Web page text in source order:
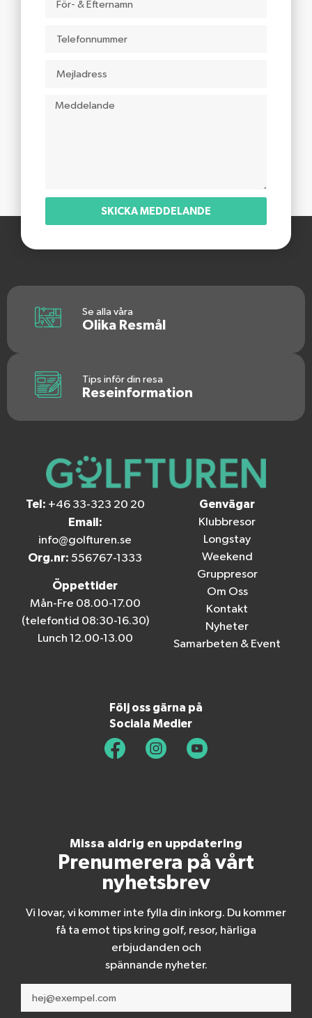
SKICKA MEDDELANDE
Se alla våra
Olika Resmål
Tips inför din resa
Reseinformation
Tel: +46 33-323 20 20
Email:
info@golfturen.se
Org.nr: 556767-1333
Öppettider
Mån-Fre 08.00-17.00
(telefontid 08:30-16.30)
Lunch 12.00-13.00
Genvägar
Klubbresor
Longstay
Weekend
Gruppresor
Om Oss
Kontakt
Nyheter
Samarbeten & Event
Följ oss gärna på
Sociala Medier
Missa aldrig en uppdatering
Prenumerera på vårt
nyhetsbrev
Vi lovar, vi kommer inte fylla din inkorg. Du kommer
få ta emot tips kring golf, resor, härliga
erbjudanden och
spännande nyheter.